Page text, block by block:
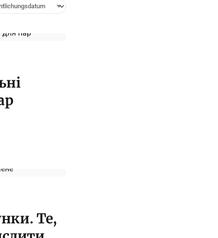
Те,